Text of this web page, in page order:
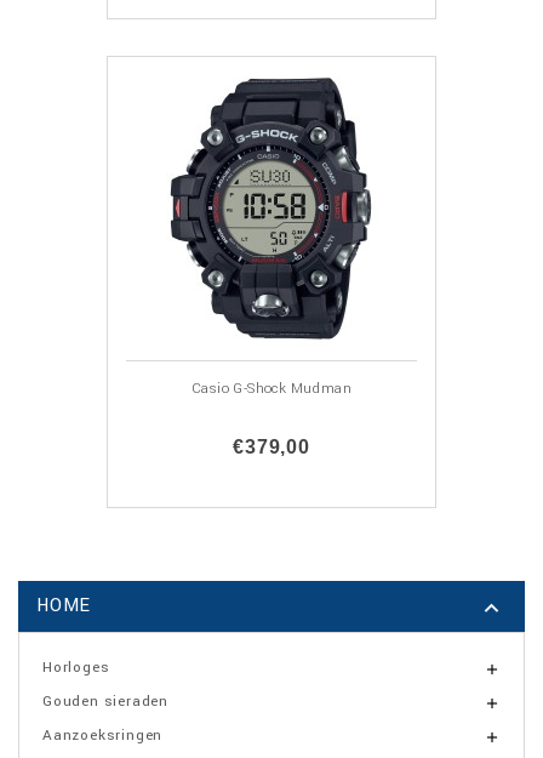
Casio G-Shock Mudman
€379,00
HOME 
Horloges 
Gouden sieraden 
Aanzoeksringen 